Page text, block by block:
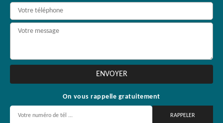
On vous rappelle gratuitement